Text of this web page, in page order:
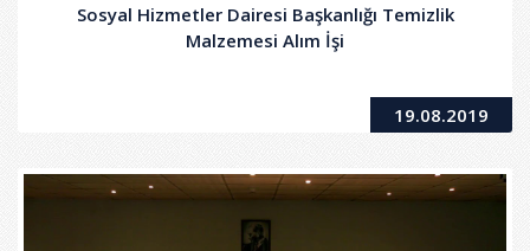
Sosyal Hizmetler Dairesi Başkanlığı Temizlik
Malzemesi Alım İşi
19.08.2019